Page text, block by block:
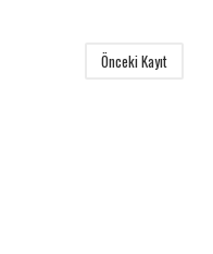
Önceki Kayıt